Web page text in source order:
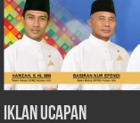
Iklan Ucapan